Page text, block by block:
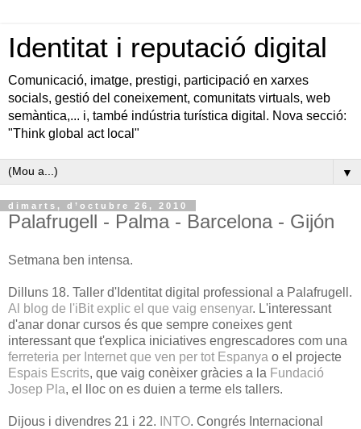
Identitat i reputació digital
Comunicació, imatge, prestigi, participació en xarxes
socials, gestió del coneixement, comunitats virtuals, web
semàntica,... i, també indústria turística digital. Nova secció:
"Think global act local"
▼
dimarts, d’octubre 26, 2010
Palafrugell - Palma - Barcelona - Gijón
Setmana ben intensa.
Dilluns 18. Taller d'Identitat digital professional a Palafrugell.
Al blog de l'iBit explic el que vaig ensenyar. L'interessant
d'anar donar cursos és que sempre coneixes gent
interessant que t'explica iniciatives engrescadores com una
ferreteria per Internet que ven per tot Espanya o el projecte
Espais Escrits, que vaig conèixer gràcies a la Fundació
Josep Pla, el lloc on es duien a terme els tallers.
Dijous i divendres 21 i 22. INTO. Congrés Internacional